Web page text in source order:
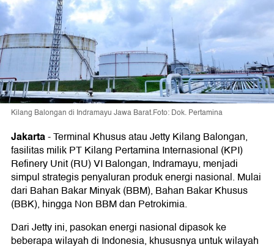
Kilang Balongan di Indramayu Jawa Barat.Foto: Dok. Pertamina
Jakarta-Terminal Khusus atau Jetty Kilang Balongan,
fasilitas milik PT Kilang Pertamina Internasional (KPI)
Refinery Unit (RU) VI Balongan, Indramayu, menjadi
simpul strategis penyaluran produk energi nasional. Mulai
dari Bahan Bakar Minyak (BBM), Bahan Bakar Khusus
(BBK), hingga Non BBM dan Petrokimia.
Dari Jetty ini, pasokan energi nasional dipasok ke
beberapa wilayah di Indonesia, khususnya untuk wilayah